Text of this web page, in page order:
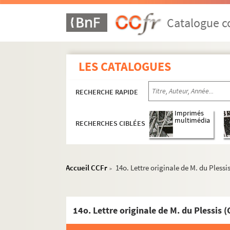
Catalogue
LES CATALOGUES
RECHERCHE RAPIDE
RECHERCHES CIBLÉES
Imprimés
multimédia
Accueil CCFr > 14o. Lettre originale de M. du
14o. Lettre originale de M. du Plessis
2321. Catalogue ou Poulier des benefices
2322. (Notes historiques de ce qui s'est
2324. Plan général de l'hotel de la
2325. Projet d'une nouvelle philosophie,
2326. OEuvres diverses du sieur Rousseau
2327. (Notes historiques sur Troyes, et
2328. Antiphonarium Lingonense, ad
2329. (Recueil)
2333. Recueil de lettres, la plupart
2334. Vingt-cinq lettres originales de M. Du